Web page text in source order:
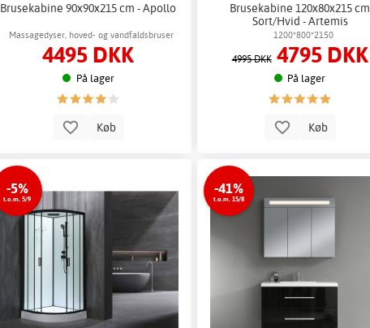
Brusekabine 90x90x215 cm - Apollo
Massagedyser, hoved- og vandfaldsbruser
4495 DKK
På lager
Køb
Brusekabine 120x80x215 cm
Sort/Hvid - Artemis
1200*800*2150
4995 DKK 4795 DKK
På lager
Køb
-5%
t.o.m. 5/9
-41%
t.o.m. 15/8